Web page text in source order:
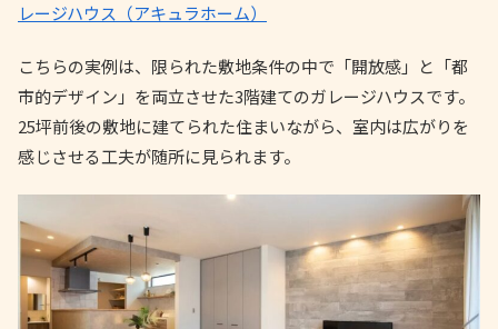
レージハウス（アキュラホーム）
こちらの実例は、限られた敷地条件の中で「開放感」と「都
市的デザイン」を両立させた3階建てのガレージハウスです。
25坪前後の敷地に建てられた住まいながら、室内は広がりを
感じさせる工夫が随所に見られます。